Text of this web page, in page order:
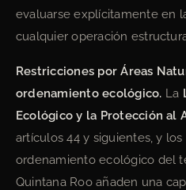
evaluarse explícitamente en
cualquier operación
Restricciones por Áreas
ordenamiento ecológico. La
Ecológico y la Protección al
artículos 44 y siguientes, y
ordenamiento ecológico del
Quintana Roo añaden una